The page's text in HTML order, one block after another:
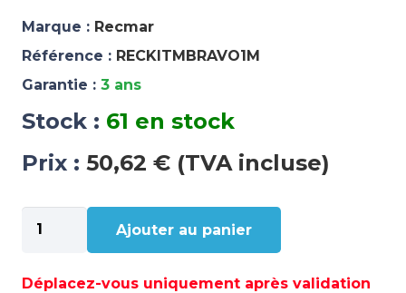
Marque : Recmar
Référence : RECKITMBRAVO1M
Garantie : 3 ans
Stock : 61 en stock
Prix : 50,62 € (TVA incluse)
quantité
de
ANODE
Ajouter au panier
Déplacez-vous uniquement après validation